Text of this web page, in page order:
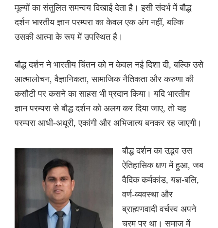
मूल्यों का संतुलित समन्वय दिखाई देता है। इसी संदर्भ में बौद्ध
दर्शन भारतीय ज्ञान परम्परा का केवल एक अंग नहीं, बल्कि
उसकी आत्मा के रूप में उपस्थित है।
बौद्ध दर्शन ने भारतीय चिंतन को न केवल नई दिशा दी, बल्कि उसे
आत्मालोचन, वैज्ञानिकता, सामाजिक नैतिकता और करुणा की
कसौटी पर कसने का साहस भी प्रदान किया। यदि भारतीय
ज्ञान परम्परा से बौद्ध दर्शन को अलग कर दिया जाए, तो यह
परम्परा आधी-अधूरी, एकांगी और अभिजात्य बनकर रह जाएगी।
बौद्ध दर्शन का उद्भव उस
ऐतिहासिक क्षण में हुआ, जब
वैदिक कर्मकांड, यज्ञ-बलि,
वर्ण-व्यवस्था और
ब्राह्मणवादी वर्चस्व अपने
चरम पर था। समाज में